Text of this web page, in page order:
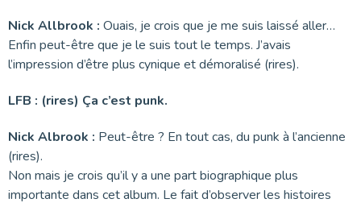
Nick Allbrook : Ouais, je crois que je me suis laissé aller…
Enfin peut-être que je le suis tout le temps. J’avais
l’impression d’être plus cynique et démoralisé (rires).
LFB : (rires) Ça c’est punk.
Nick Albrook : Peut-être ? En tout cas, du punk à l’ancienne
(rires).
Non mais je crois qu’il y a une part biographique plus
importante dans cet album. Le fait d’observer les histoires